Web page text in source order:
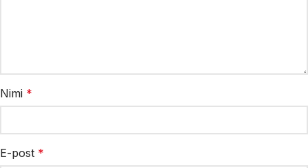
Nimi *
E-post *